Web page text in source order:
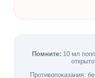
Помните: 10 мл
Противопоказания: